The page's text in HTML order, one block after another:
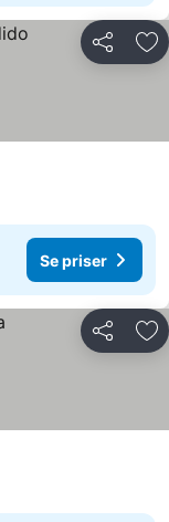
Del
Se priser
Del